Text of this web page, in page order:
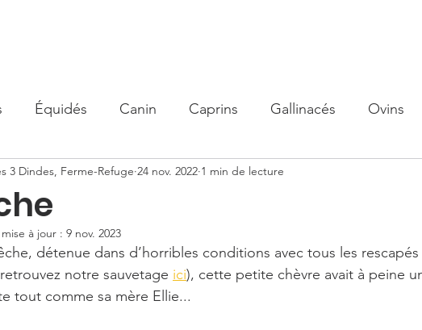
Équidés Canin Caprins Gallinacés Ovins
3 Dindes, Ferme-Refuge 24 nov. 2022 1 min de lecture
à jour : 9 nov. 2023
détenue dans d’horribles conditions avec tous les
notre sauvetage ici), cette petite chèvre avait à peine
tout comme sa mère Ellie...